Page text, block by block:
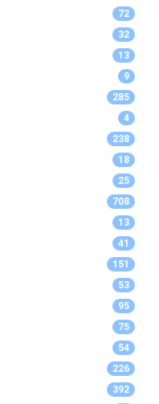
72
32
13
9
285
4
238
18
25
708
13
41
151
53
95
75
54
226
392